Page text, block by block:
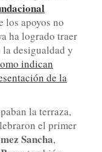
los apoyos no
ha logrado traer
desigualdad y
indican
de la
la terraza,
el primer
Sancha,